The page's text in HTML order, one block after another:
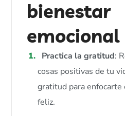
bienestar
emocional
Practica la gratitud:
cosas positivas de tu
gratitud para enfocarte
feliz.